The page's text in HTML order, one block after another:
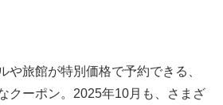
や旅館が特別価格で予約できる、
クーポン。2025年10月も、さまざ